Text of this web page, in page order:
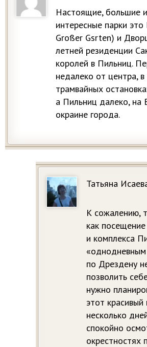
Настоящие, большие
интересные парки
Großer Gsrten) и
летней резиденции
королей в Пильниц.
недалеко от центра,
трамвайных
а Пильниц далеко, на
окраине города.
Татьяна
К сожалению,
как
и комплекса
«однодневным
по Дрездену
позволить
нужно
этот красивый
несколько
спокойно
окрестностях